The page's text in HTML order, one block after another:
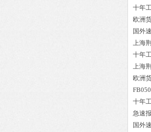
十年
欧洲
国外
上海
十年
上海
欧洲
十年
急速
国外